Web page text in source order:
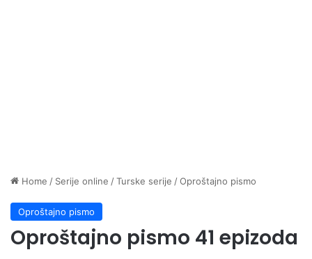
Home / Serije online /Turske serije /Oproštajno pismo
Oproštajno pismo
Oproštajno pismo 41 epizoda